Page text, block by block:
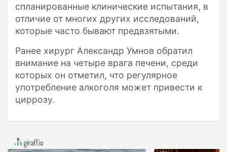
спланированные клинические испытания, в
отличие от многих других исследований,
которые часто бывают предвзятыми.
Ранее хирург Александр Умнов обратил
внимание на четыре врага печени, среди
которых он отметил, что регулярное
употребление алкоголя может привести к
циррозу.